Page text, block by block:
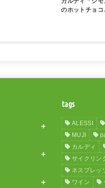
のホットチョコ
tags
ALESSI
MUJI
カルディ
サイクリン
ネスプレッ
ワイン